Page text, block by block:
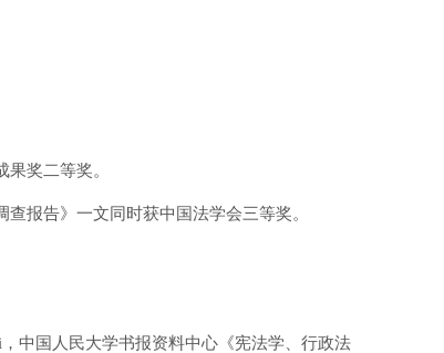
奖二等奖。
报告》一文同时获中国法学会三等奖。
中国人民大学书报资料中心《宪法学、行政法